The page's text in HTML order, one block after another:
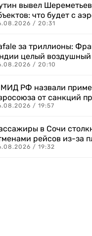
вывел
что будет с
/ 20:31
за триллионы:
целый воздушный
/ 20:10
РФ назвали
от санкций
/ 19:57
в Сочи
рейсов из-за
/ 19:32